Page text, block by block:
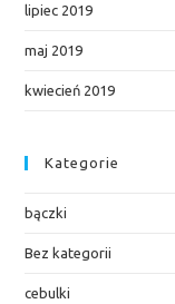
lipiec 2019
maj 2019
kwiecień 2019
Kategorie
bączki
Bez kategorii
cebulki